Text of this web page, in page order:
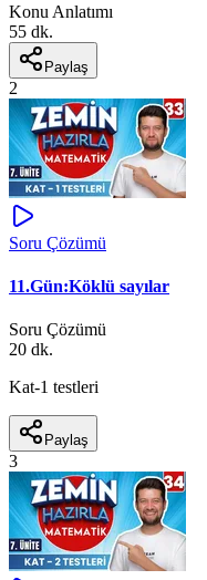
Konu Anlatımı
55 dk.
Paylaş
2
Soru Çözümü
11.Gün:Köklü sayılar
Soru Çözümü
20 dk.
Kat-1 testleri
Paylaş
3